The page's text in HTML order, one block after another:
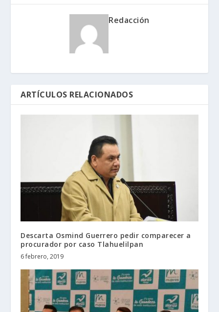
Redacción
ARTÍCULOS RELACIONADOS
Descarta Osmind Guerrero pedir comparecer a
procurador por caso Tlahuelilpan
6 febrero, 2019